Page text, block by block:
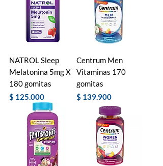
NATROL Sleep
Melatonina 5mg X
180 gomitas
Precio
$ 125.000
Centrum Men
Vitaminas 170
gomitas
Precio
$ 139.900